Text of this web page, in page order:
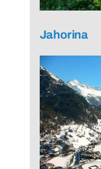
Jahorina